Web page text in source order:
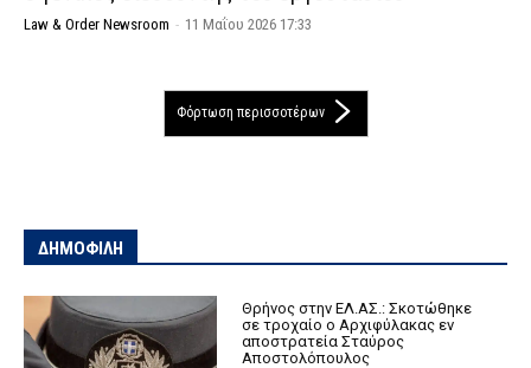
Law & Order Newsroom - 11 Μαΐου 2026 17:33
Φόρτωση περισσοτέρων
ΔΗΜΟΦΙΛΗ
Θρήνος στην ΕΛ.ΑΣ.: Σκοτώθηκε
σε τροχαίο ο Αρχιφύλακας εν
αποστρατεία Σταύρος
Αποστολόπουλος